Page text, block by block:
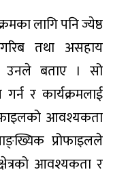
लागि पनि ज्येष्ठ
तथा असहाय
उनले बताए । सो
र कार्यक्रमलाई
आवश्यकता
प्रोफाइलले
आवश्यकता र